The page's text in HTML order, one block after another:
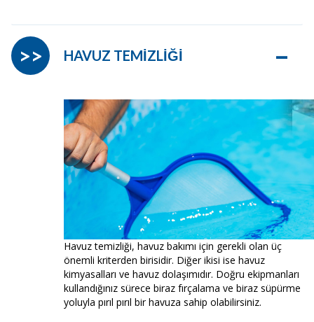
HAVUZ TEMİZLİĞİ –
>>
Havuz temizliği, havuz bakımı için gerekli olan üç
önemli kriterden birisidir. Diğer ikisi ise havuz
kimyasalları ve havuz dolaşımıdır. Doğru ekipmanları
kullandığınız sürece biraz fırçalama ve biraz süpürme
yoluyla pırıl pırıl bir havuza sahip olabilirsiniz.